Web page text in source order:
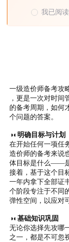
我已阅
一级造价师备考攻
，更是一次对时
的备考周期，如何
个问题的答案。
◑◐明确目标与计划
在开始任何一项任
造价师的备考来说
体目标是什么——
接着，基于这个目
一年内拿下全部证
个阶段专注于不同
弹性空间，以应对
◑◐基础知识巩固
无论你选择先攻哪
之一，都是不可忽